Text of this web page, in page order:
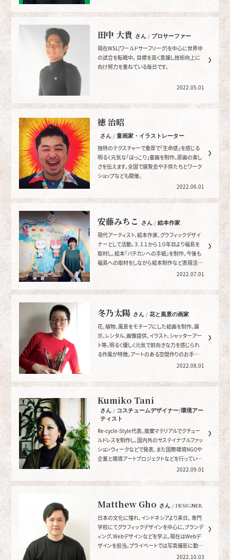
田中 大貴 さん / プロサーファー
現在WSL(ワールドサーフリーグ)を中心に世界中
の試合を転戦中。 目標を高く意識し技術向上に
向け努力を重ねている毎日です。
2022.05.01
徳 治昭
さん / 童画家・イラストレーター
独特のテクスチャーで重厚で「生命感」を感じる
明るく元気な「ほっこり」童画を制作。原画の楽し
さを伝えます。全国で展覧会や子供たちとワーク
ショップなども開催。
2022.06.01
安藤みちこ さん / 絵本作家
現代アーティスト、絵本作家、グラフィックデザイ
ナーとして活動。３.１１から１０年目より福島を
取材し、絵本『バチカンへの手紙』を制作。今後も
福島への取材をしながら絵本制作など表現活動
2022.07.01
冬乃太陽 さん / 花と風景の画家
花、植物、風景をモチーフにした絵画を制作。展
示、レンタル、画像提供、イラスト、シャッターアー
ト等。明るく優しく元気で前向きな力を感じられ
る作風が特徴。アートのある空間作りのお手伝い
2022.08.01
Kumiko Tani
さん / コスチュームデザイナー/環境アー
ティスト
Re-cycle-Style代表。廃棄マテリアルでクチュー
ルドレスを制作し、国内外のサステイナブルファッ
ションウィークなどで発表、また国際環境NGOや
企業と環境アートプロジェクトなどを行ってい
2022.09.01
Matthew Gho さん / DESIGNER
日本の文化に憧れ、インドネシアより来日。 専門
学校にてグラフィックデザインを中心に、ブランデ
ィング、Webデザインなどを学ぶ。現在はWebデ
ザインを担当。プライベートでは写真撮影に勤し
2022.10.03